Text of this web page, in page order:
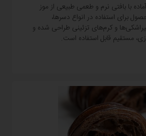
با بافتی نرم و طعمی طبیعی از موز
برای استفاده در انواع دسرها،
و کرم‌های تزئینی طراحی شده و
مستقیم قابل استفاده است.